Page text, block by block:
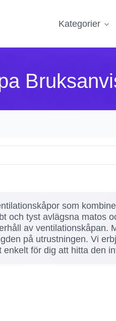
Kategorier
som
och tyst avlägsna matos
av ventilationskåpan.
på utrustningen. Vi
för dig att hitta den